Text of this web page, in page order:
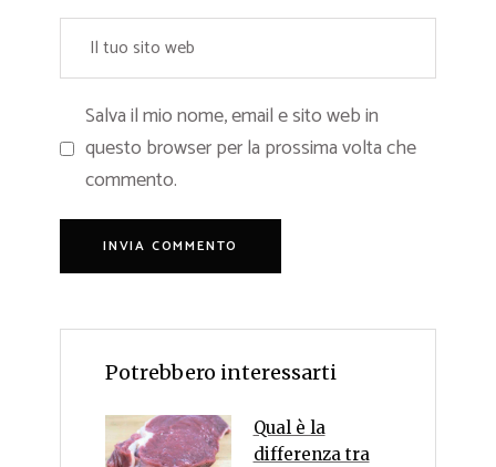
Salva il mio nome, email e sito web in
questo browser per la prossima volta che
commento.
Potrebbero interessarti
Qual è la
differenza tra